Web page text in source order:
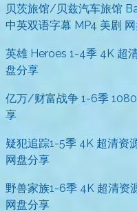
贝茨旅馆/贝兹汽车旅馆
中英双语字幕 MP4 美剧
英雄 Heroes 1-4季 4K 超
盘分享
亿万/财富战争 1-6季
享
疑犯追踪1-5季 4K 超清资
网盘分享
野兽家族1-6季 4K 超清资
网盘分享